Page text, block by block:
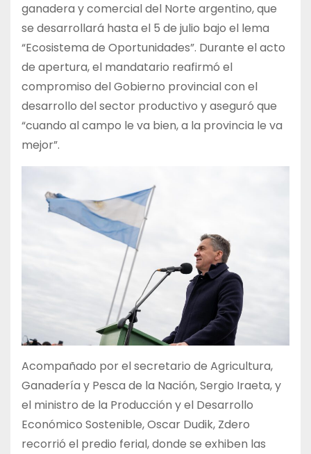
ganadera y comercial del Norte argentino, que
se desarrollará hasta el 5 de julio bajo el lema
“Ecosistema de Oportunidades”. Durante el acto
de apertura, el mandatario reafirmó el
compromiso del Gobierno provincial con el
desarrollo del sector productivo y aseguró que
“cuando al campo le va bien, a la provincia le va
mejor”.
Acompañado por el secretario de Agricultura,
Ganadería y Pesca de la Nación, Sergio Iraeta, y
el ministro de la Producción y el Desarrollo
Económico Sostenible, Oscar Dudik, Zdero
recorrió el predio ferial, donde se exhiben las